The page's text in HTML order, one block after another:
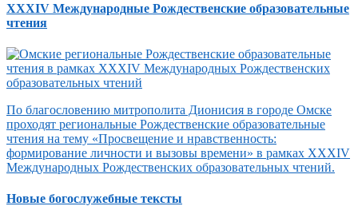
XXXIV Международные Рождественские образовательные
чтения
По благословению митрополита Дионисия в городе Омске
проходят региональные Рождественские образовательные
чтения на тему «Просвещение и нравственность:
формирование личности и вызовы времени» в рамках XXXIV
Международных Рождественских образовательных чтений.
Новые богослужебные тексты